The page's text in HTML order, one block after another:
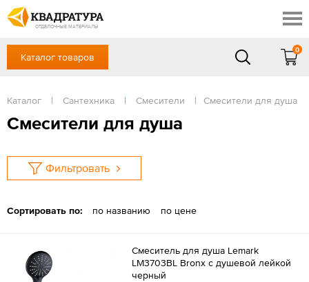
ОТДЕЛОЧНЫЕ МАТЕРИАЛЫ
Скидки
Акции
Готовые решения
Доставка и оплата
Отзывы
+7 (863) 309-13-16
Сб, Вс — выходной
ЗАКАЗАТЬ ЗВОНОК
Каталог товаров
0
Каталог | Сантехника | Смесители | Смесители для душа
Смесители для душа
Фильтровать
Сортировать по: по названию по цене
Смеситель для душа Lemark
LM3703BL Bronx с душевой лейкой
черный